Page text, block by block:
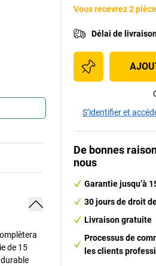
de 15
Vous recevrez 2
Délai de
S’identifier et
De bonnes
nous
Garantie jusqu’à
30 jours de droit
Livraison gratuite
Processus de
les clients